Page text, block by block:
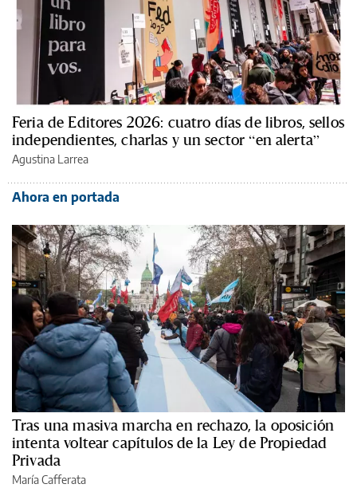
Feria de Editores 2026: cuatro días de libros, sellos
independientes, charlas y un sector “en alerta”
Agustina Larrea
Ahora en portada
Tras una masiva marcha en rechazo, la oposición
intenta voltear capítulos de la Ley de Propiedad
Privada
María Cafferata